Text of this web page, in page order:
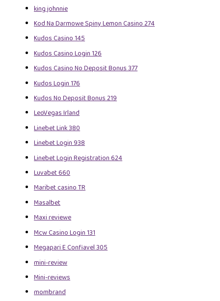
king johnnie
Kod Na Darmowe Spiny Lemon Casino 274
Kudos Casino 145
Kudos Casino Login 126
Kudos Casino No Deposit Bonus 377
Kudos Login 176
Kudos No Deposit Bonus 219
LeoVegas Irland
Linebet Link 380
Linebet Login 938
Linebet Login Registration 624
Luvabet 660
Maribet casino TR
Masalbet
Maxi reviewe
Mcw Casino Login 131
Megapari E Confiavel 305
mini-review
Mini-reviews
mombrand